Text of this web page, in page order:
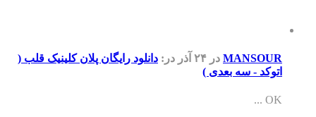
MANSOUR در ۲۴ آذر در: دانلود رایگان پلان کلینیک قلب (
اتوکد - سه بعدی )
OK ...